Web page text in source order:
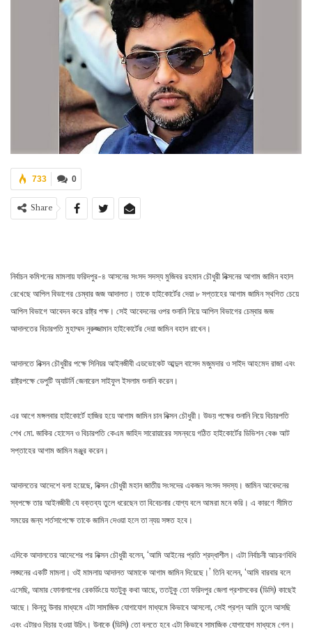
0
733
Share
নির্বাচন কমিশনের মামলায় ফরিদপুর-৪ আসনের সংসদ সদস্য মুজিবর রহমান চৌধুরী নিক্সনের আগাম জামিন বহাল
রেখেছে আপিল বিভাগের চেম্বার জজ আদালত। তাকে হাইকোর্টের দেয়া ৮ সপ্তাহের আগাম জামিন স্থগিত চেয়ে
আপিল বিভাগে আবেদন করে রাষ্ট্র পক্ষ। সেই আবেদনের ওপর শুনানি নিয়ে আপিল বিভাগের চেম্বার জজ
আদালতের বিচারপতি মুহাম্মদ নুরুজ্জামান হাইকোর্টের দেয়া জামিন বহাল রাখেন।
আদালতে নিক্সন চৌধুরীর পক্ষে সিনিয়র আইনজীবী এডভোকেট আব্দুল বাসেদ মজুমদার ও সাইদ আহমেদ রাজা এবং
রাষ্ট্রপক্ষে ডেপুটি অ্যাটর্নি জেনারেল সাইফুল ইসলাম শুনানি করেন।
এর আগে মঙ্গলবার হাইকোর্টে হাজির হয়ে আগাম জামিন চান নিক্সন চৌধুরী। উভয় পক্ষের শুনানি নিয়ে বিচারপতি
শেখ মো. জাকির হোসেন ও বিচারপতি কেএম জাহিদ সারোয়ারের সমন্বয়ে গঠিত হাইকোর্টের ডিভিশন বেঞ্চ আট
সপ্তাহের আগাম জামিন মঞ্জুর করেন।
আদালতের আদেশে বলা হয়েছে, নিক্সন চৌধুরী মহান জাতীয় সংসদের একজন সংসদ সদস্য। জামিন আবেদনের
স্বপক্ষে তার আইনজীবী যে বক্তব্য তুলে ধরেছেন তা বিবেচনার যোগ্য বলে আমরা মনে করি। এ কারণে সীমিত
সময়ের জন্য শর্তসাপেক্ষে তাকে জামিন দেওয়া হলে তা ন্যয় সঙ্গত হবে।
এদিকে আদালতের আদেশের পর নিক্সন চৌধুরী বলেন, ‘আমি আইনের প্রতি শ্রদ্ধাশীল। এটা নির্বাচনী আচরণবিধি
লঙ্ঘনের একটি মামলা। ওই মামলায় আদালত আমাকে আগাম জামিন দিয়েছে।’ তিনি বলেন, ‘আমি বারবার বলে
এসেছি, আমার ফোনালাপের রেকর্ডিংয়ে যতটুকু কথা আছে, ততটুকু তো ফরিদপুর জেলা প্রশাসকের (ডিসি) কাছেই
আছে। কিন্তু উনার মাধ্যমে এটা সামাজিক যোগাযোগ মাধ্যমে কিভাবে আসলো, সেই প্রশ্ন আমি তুলে আসছি
এবং এটারও বিচার হওয়া উচিৎ। উনাকে (ডিসি) তো বলতে হবে এটা কিভাবে সামাজিক যোগাযোগ মাধ্যমে গেল।